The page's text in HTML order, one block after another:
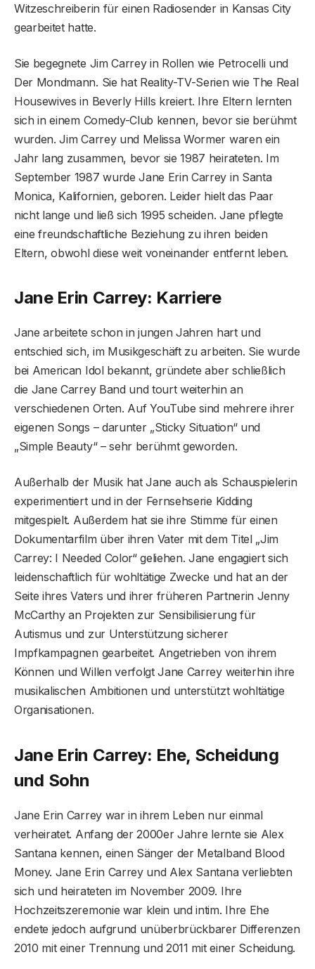
Witzeschreiberin für einen Radiosender in Kansas City
gearbeitet hatte.
Sie begegnete Jim Carrey in Rollen wie Petrocelli und
Der Mondmann. Sie hat Reality-TV-Serien wie The Real
Housewives in Beverly Hills kreiert. Ihre Eltern lernten
sich in einem Comedy-Club kennen, bevor sie berühmt
wurden. Jim Carrey und Melissa Wormer waren ein
Jahr lang zusammen, bevor sie 1987 heirateten. Im
September 1987 wurde Jane Erin Carrey in Santa
Monica, Kalifornien, geboren. Leider hielt das Paar
nicht lange und ließ sich 1995 scheiden. Jane pflegte
eine freundschaftliche Beziehung zu ihren beiden
Eltern, obwohl diese weit voneinander entfernt leben.
Jane Erin Carrey: Karriere
Jane arbeitete schon in jungen Jahren hart und
entschied sich, im Musikgeschäft zu arbeiten. Sie wurde
bei American Idol bekannt, gründete aber schließlich
die Jane Carrey Band und tourt weiterhin an
verschiedenen Orten. Auf YouTube sind mehrere ihrer
eigenen Songs – darunter „Sticky Situation“ und
„Simple Beauty“ – sehr berühmt geworden.
Außerhalb der Musik hat Jane auch als Schauspielerin
experimentiert und in der Fernsehserie Kidding
mitgespielt. Außerdem hat sie ihre Stimme für einen
Dokumentarfilm über ihren Vater mit dem Titel „Jim
Carrey: I Needed Color“ geliehen. Jane engagiert sich
leidenschaftlich für wohltätige Zwecke und hat an der
Seite ihres Vaters und ihrer früheren Partnerin Jenny
McCarthy an Projekten zur Sensibilisierung für
Autismus und zur Unterstützung sicherer
Impfkampagnen gearbeitet. Angetrieben von ihrem
Können und Willen verfolgt Jane Carrey weiterhin ihre
musikalischen Ambitionen und unterstützt wohltätige
Organisationen.
Jane Erin Carrey: Ehe, Scheidung
und Sohn
Jane Erin Carrey war in ihrem Leben nur einmal
verheiratet. Anfang der 2000er Jahre lernte sie Alex
Santana kennen, einen Sänger der Metalband Blood
Money. Jane Erin Carrey und Alex Santana verliebten
sich und heirateten im November 2009. Ihre
Hochzeitszeremonie war klein und intim. Ihre Ehe
endete jedoch aufgrund unüberbrückbarer Differenzen
2010 mit einer Trennung und 2011 mit einer Scheidung.